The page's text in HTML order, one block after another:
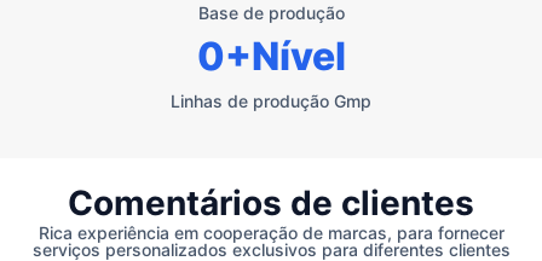
Base de produção
Linhas de produção Gmp
0+Nível
Comentários de clientes
Rica experiência em cooperação de marcas, para fornecer
serviços personalizados exclusivos para diferentes clientes